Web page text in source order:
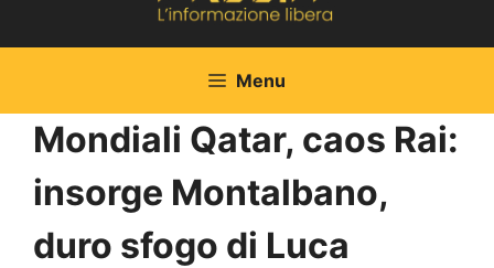
Menu
Mondiali Qatar, caos Rai:
insorge Montalbano,
duro sfogo di Luca